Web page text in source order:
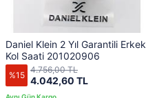
Daniel Klein 2 Yıl Garantili Erkek
Kol Saati 201020906
%15 4.042,60 TL
4.756,00 TL